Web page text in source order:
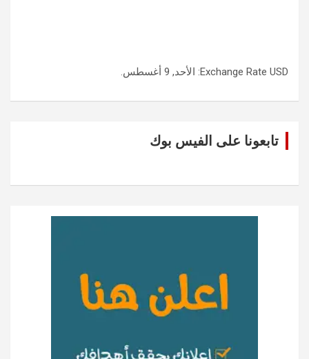
Exchange Rate USD : الأحد, 9 أغسطس.
تابعونا على الفيس بوك